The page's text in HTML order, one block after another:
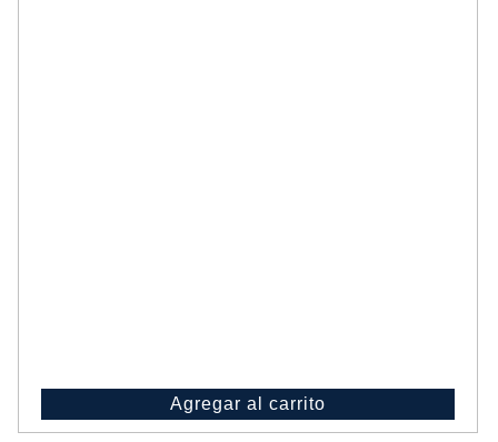
Agregar al carrito